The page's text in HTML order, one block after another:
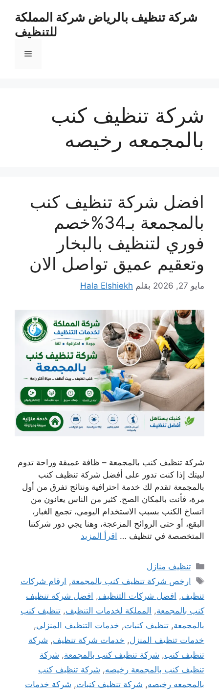
شركة تنظيف بالرياض شركة المملكة
للتنظيف
القائمة
شركة تنظيف كنب
بالمجمعه رخيصه
افضل شركة تنظيف كنب
بالمجمعة بـ34%خصم
فوري لتنظيف بالبخار
وتعقيم عميق تواصل الان
مايو 27, 2026 بقلم Hala Elshiekh
شركة تنظيف كنب بالمجمعة – ظافة عميقة وراحة تدوم
لبيتك إذا كنت تدور على أفضل شركة تنظيف كنب
بالمجمعة تقدم لك خدمة احترافية ونتائج تفرق من أول
مرة، فأنت بالمكان الصح. كثير من الناس يعانون من
اتساخ الكنب بسبب الاستخدام اليومي، تجمع الغبار،
البقع، أو حتى الروائح المزعجة، وهنا يجي دور شركتنا
المتخصصة في تنظيف … اقرأ المزيد
التصنيفات
تنظيف منازل
الوسوم
ارخص شركة تنظيف كنب بالمجمعة, ارقام شركات
تنظيف, افضل شركات التنظيف, افضل شركة تنظيف
كنب بالمجمعة, المملكة لخدمات التنظيف, تنظيف كنب
بالمجمعة, تنظيف كنبات, خدمات التنظيف المنزلي,
خدمات تنظيف المنزل, خدمات شركة تنظيف, شركة
تنظيف كنب, شركة تنظيف كنب بالمجمعة, شركة
تنظيف كنب بالمجمعة رخيصه, شركة تنظيف كنب
بالمجمعه رخيصه, شركة تنظيف كنبات, شركة خدمات